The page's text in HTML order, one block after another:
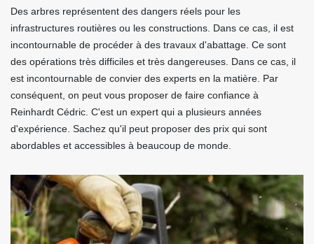
Des arbres représentent des dangers réels pour les
infrastructures routières ou les constructions. Dans ce cas, il est
incontournable de procéder à des travaux d'abattage. Ce sont
des opérations très difficiles et très dangereuses. Dans ce cas, il
est incontournable de convier des experts en la matière. Par
conséquent, on peut vous proposer de faire confiance à
Reinhardt Cédric. C'est un expert qui a plusieurs années
d'expérience. Sachez qu'il peut proposer des prix qui sont
abordables et accessibles à beaucoup de monde.